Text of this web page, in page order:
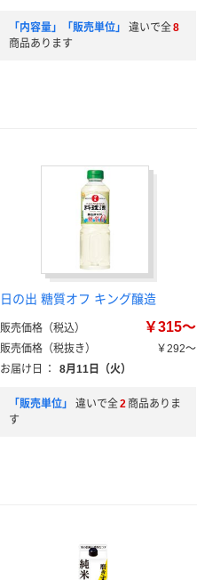
「内容量」「販売単位」 違いで全8
商品あります
日の出 糖質オフ キング醸造
販売価格（税込） ￥315～
販売価格（税抜き）
￥292～
お届け日
： 8月11日（火）
「販売単位」 違いで全2 商品ありま
す